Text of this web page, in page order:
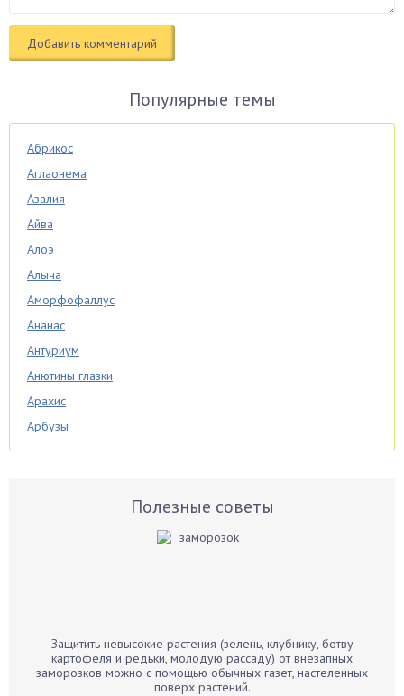
Популярные темы
Абрикос
Аглаонема
Азалия
Айва
Алоэ
Алыча
Аморфофаллус
Ананас
Антуриум
Анютины глазки
Арахис
Арбузы
Аспарагус
Бархатцы
Бегония
Полезные советы
Защитить невысокие растения (зелень, клубнику, ботву
картофеля и редьки, молодую рассаду) от внезапных
заморозков можно с помощью обычных газет, настеленных
поверх растений.